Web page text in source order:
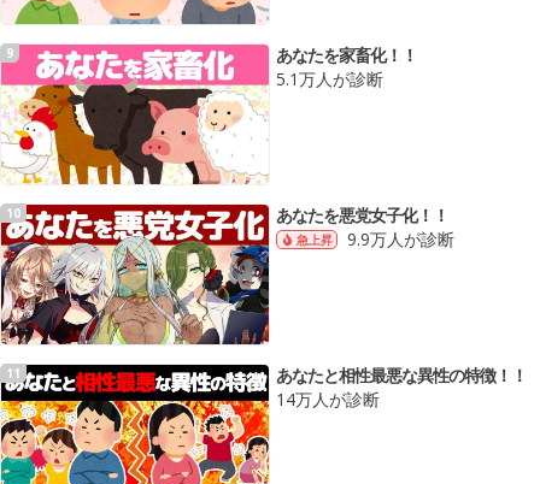
9
あなたを家畜化！！
5.1万人が診断
10 あなたを悪党女子化！！
急上昇 9.9万人が診断
11
あなたと相性最悪な異性の特徴！！
14万人が診断